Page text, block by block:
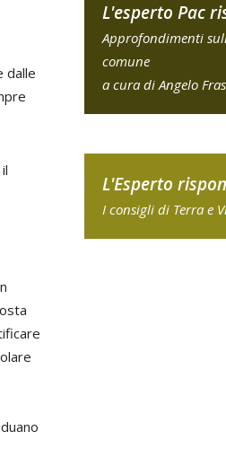
dalle
L'esperto Pac
Approfondimenti
comune
a cura di Angelo
L'Esperto
I consigli di Terra e